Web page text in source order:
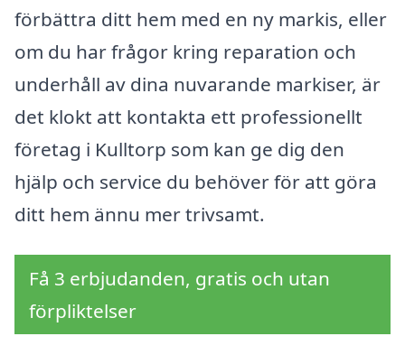
förbättra ditt hem med en ny markis, eller
om du har frågor kring reparation och
underhåll av dina nuvarande markiser, är
det klokt att kontakta ett professionellt
företag i Kulltorp som kan ge dig den
hjälp och service du behöver för att göra
ditt hem ännu mer trivsamt.
Få 3 erbjudanden, gratis och utan
förpliktelser